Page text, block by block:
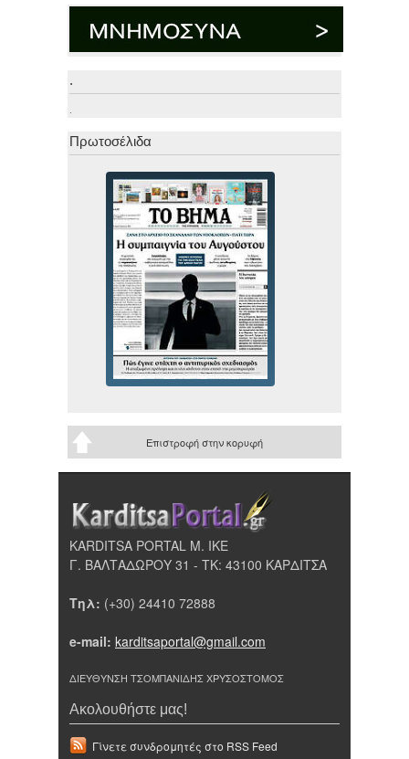
.
.
Πρωτοσέλιδα
Επιστροφή στην κορυφή
KARDITSA PORTAL Μ. ΙΚΕ
Γ. ΒΑΛΤΑΔΩΡΟΥ 31 - ΤΚ: 43100 ΚΑΡΔΙΤΣΑ
Τηλ: (+30) 24410 72888
e-mail: karditsaportal@gmail.com
ΔΙΕΥΘΥΝΣΗ ΤΣΟΜΠΑΝΙΔΗΣ ΧΡΥΣΟΣΤΟΜΟΣ
Ακολουθήστε μας!
Γίνετε συνδρομητές στο RSS Feed